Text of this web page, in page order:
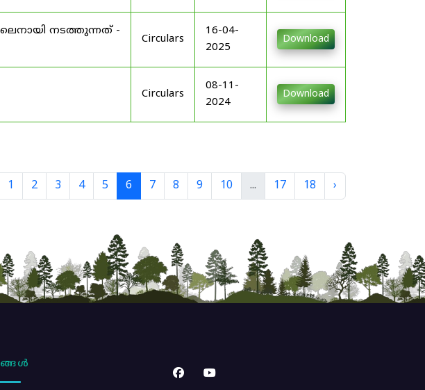
നടത്തുന്നത് -
Circulars
16-04-
2025
Download
Circulars
08-11-
2024
Download
1 2 3 4 5 6 7 8 9 10 ... 17 18 ›